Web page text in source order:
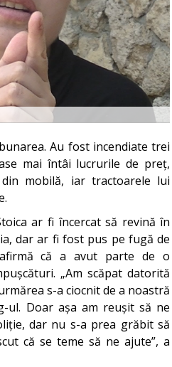
Au fost incendiate trei
mai întâi lucrurile de preț,
mobilă, iar tractoarele lui
ar fi încercat să revină în
dar ar fi fost pus pe fugă de
că a avut parte de o
„Am scăpat datorită
s-a ciocnit de a noastră
ul. Doar așa am reușit să ne
dar nu s-a prea grăbit să
că se teme să ne ajute”, a